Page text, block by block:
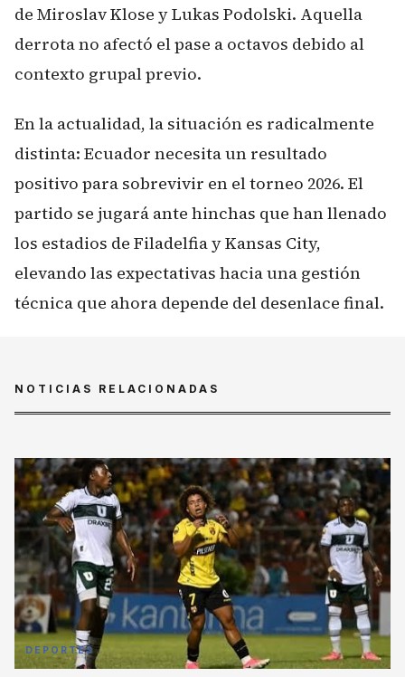
de Miroslav Klose y Lukas Podolski. Aquella
derrota no afectó el pase a octavos debido al
contexto grupal previo.
En la actualidad, la situación es radicalmente
distinta: Ecuador necesita un resultado
positivo para sobrevivir en el torneo 2026. El
partido se jugará ante hinchas que han llenado
los estadios de Filadelfia y Kansas City,
elevando las expectativas hacia una gestión
técnica que ahora depende del desenlace final.
NOTICIAS RELACIONADAS
DEPORTES